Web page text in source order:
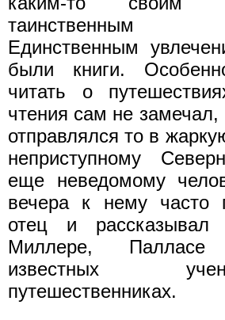
таинственным
Единственным
были книги.
читать о
чтения сам не
отправлялся то в
неприступному
еще неведомому
вечера к нему часто
отец и рассказывал
Миллере,
известных
путешественниках.